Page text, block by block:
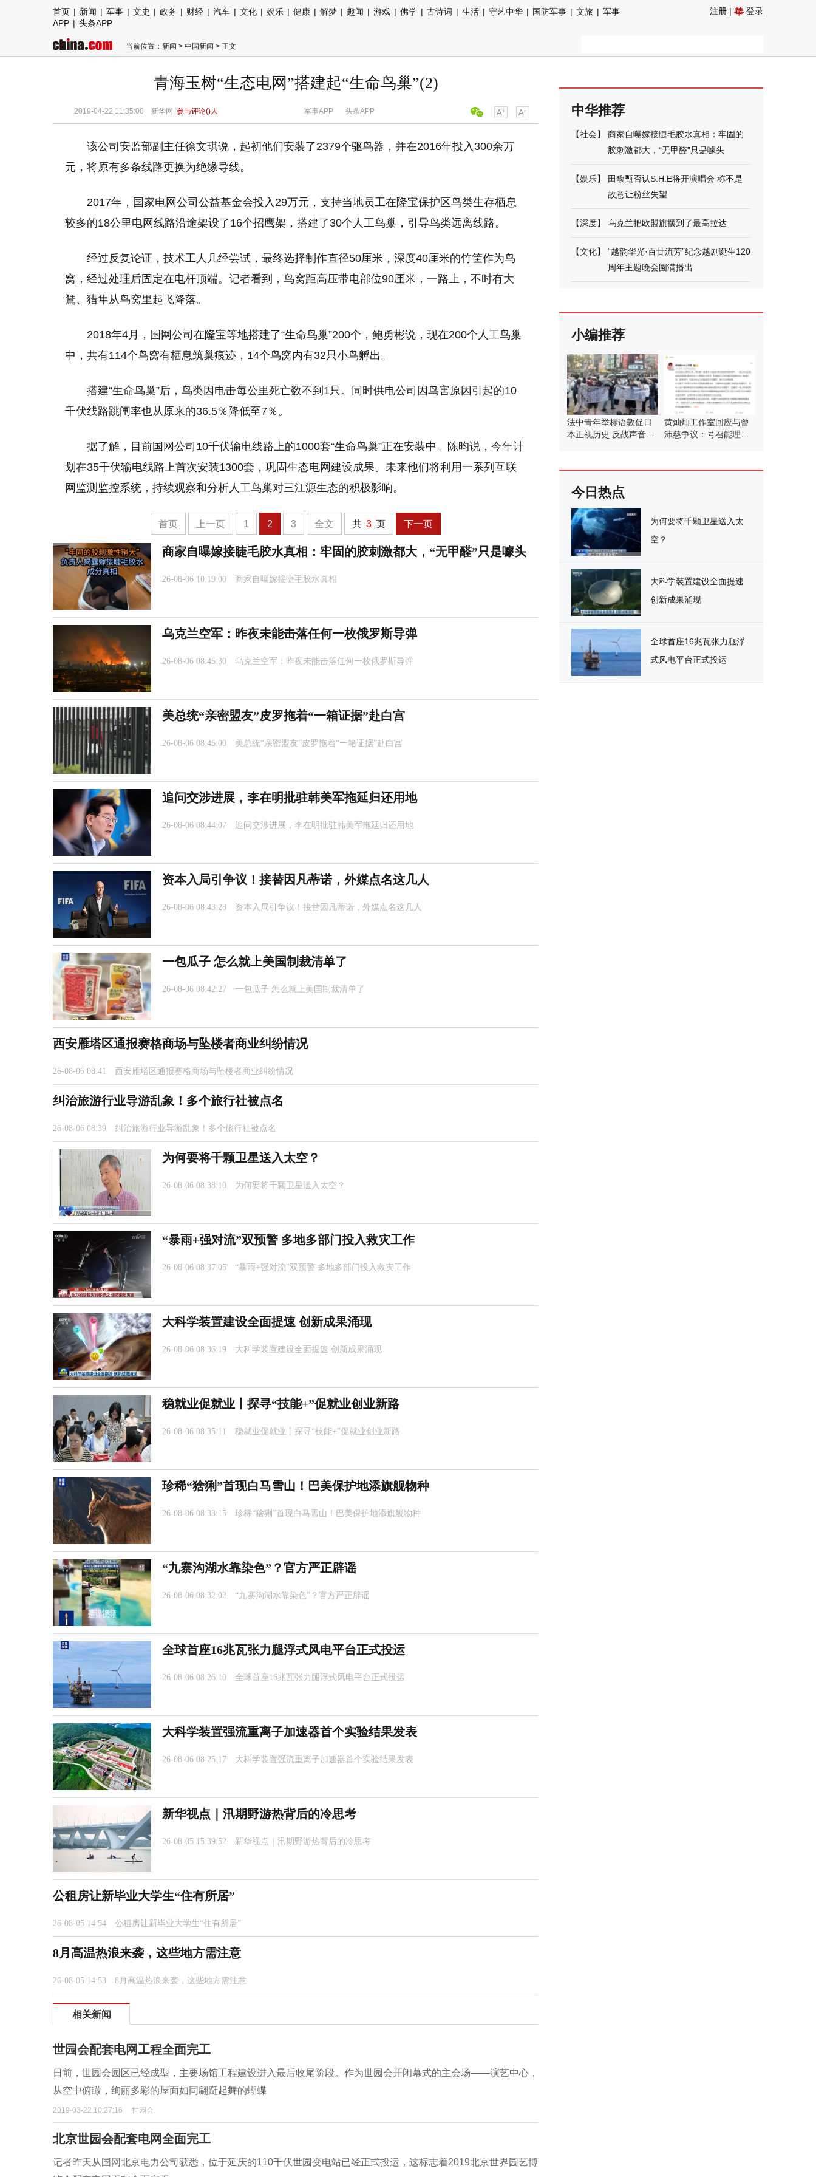
首页 | 新闻 | 军事 | 文史 | 政务 | 财经 | 汽车 | 文化 | 娱乐 | 健康 | 解梦 | 趣闻 | 游戏 | 佛学 | 古诗词 | 生活 | 守艺中华 | 国防军事 | 文旅 | 军事
APP | 头条APP
注册 | 登录
当前位置： 新闻 > 中国新闻 > 正文
青海玉树“生态电网”搭建起“生命鸟巢”(2)
军事APP 头条APP
2019-04-22 11:35:00 新华网 参与评论()人
该公司安监部副主任徐文琪说，起初他们安装了2379个驱鸟器，并在2016年投入300余万
元，将原有多条线路更换为绝缘导线。
2017年，国家电网公司公益基金会投入29万元，支持当地员工在隆宝保护区鸟类生存栖息
较多的18公里电网线路沿途架设了16个招鹰架，搭建了30个人工鸟巢，引导鸟类远离线路。
经过反复论证，技术工人几经尝试，最终选择制作直径50厘米，深度40厘米的竹筐作为鸟
窝，经过处理后固定在电杆顶端。记者看到，鸟窝距高压带电部位90厘米，一路上，不时有大
鵟、猎隼从鸟窝里起飞降落。
2018年4月，国网公司在隆宝等地搭建了“生命鸟巢”200个，鲍勇彬说，现在200个人工鸟巢
中，共有114个鸟窝有栖息筑巢痕迹，14个鸟窝内有32只小鸟孵出。
搭建“生命鸟巢”后，鸟类因电击每公里死亡数不到1只。同时供电公司因鸟害原因引起的10
千伏线路跳闸率也从原来的36.5％降低至7％。
据了解，目前国网公司10千伏输电线路上的1000套“生命鸟巢”正在安装中。陈昀说，今年计
划在35千伏输电线路上首次安装1300套，巩固生态电网建设成果。未来他们将利用一系列互联
网监测监控系统，持续观察和分析人工鸟巢对三江源生态的积极影响。
首页 上一页 1 2 3 全文 共 3 页 下一页
商家自曝嫁接睫毛胶水真相：牢固的胶刺激都大，“无甲醛”只是噱头
26-08-06 10:19:00 商家自曝嫁接睫毛胶水真相
乌克兰空军：昨夜未能击落任何一枚俄罗斯导弹
26-08-06 08:45:30 乌克兰空军：昨夜未能击落任何一枚俄罗斯导弹
美总统“亲密盟友”皮罗拖着“一箱证据”赴白宫
26-08-06 08:45:00 美总统“亲密盟友”皮罗拖着“一箱证据”赴白宫
追问交涉进展，李在明批驻韩美军拖延归还用地
26-08-06 08:44:07 追问交涉进展，李在明批驻韩美军拖延归还用地
资本入局引争议！接替因凡蒂诺，外媒点名这几人
26-08-06 08:43:28 资本入局引争议！接替因凡蒂诺，外媒点名这几人
一包瓜子 怎么就上美国制裁清单了
26-08-06 08:42:27 一包瓜子 怎么就上美国制裁清单了
西安雁塔区通报赛格商场与坠楼者商业纠纷情况
26-08-06 08:41 西安雁塔区通报赛格商场与坠楼者商业纠纷情况
纠治旅游行业导游乱象！多个旅行社被点名
26-08-06 08:39 纠治旅游行业导游乱象！多个旅行社被点名
为何要将千颗卫星送入太空？
26-08-06 08:38:10 为何要将千颗卫星送入太空？
“暴雨+强对流”双预警 多地多部门投入救灾工作
26-08-06 08:37:05 “暴雨+强对流”双预警 多地多部门投入救灾工作
大科学装置建设全面提速 创新成果涌现
26-08-06 08:36:19 大科学装置建设全面提速 创新成果涌现
稳就业促就业丨探寻“技能+”促就业创业新路
26-08-06 08:35:11 稳就业促就业丨探寻“技能+”促就业创业新路
珍稀“猞猁”首现白马雪山！巴美保护地添旗舰物种
26-08-06 08:33:15 珍稀“猞猁”首现白马雪山！巴美保护地添旗舰物种
“九寨沟湖水靠染色”？官方严正辟谣
26-08-06 08:32:02 “九寨沟湖水靠染色”？官方严正辟谣
全球首座16兆瓦张力腿浮式风电平台正式投运
26-08-06 08:26:10 全球首座16兆瓦张力腿浮式风电平台正式投运
大科学装置强流重离子加速器首个实验结果发表
26-08-06 08:25:17 大科学装置强流重离子加速器首个实验结果发表
新华视点｜汛期野游热背后的冷思考
26-08-05 15:39:52 新华视点｜汛期野游热背后的冷思考
公租房让新毕业大学生“住有所居”
26-08-05 14:54 公租房让新毕业大学生“住有所居”
8月高温热浪来袭，这些地方需注意
26-08-05 14:53 8月高温热浪来袭，这些地方需注意
相关新闻
世园会配套电网工程全面完工
日前，世园会园区已经成型，主要场馆工程建设进入最后收尾阶段。作为世园会开闭幕式的主会场——演艺中心，
从空中俯瞰，绚丽多彩的屋面如同翩跹起舞的蝴蝶
2019-03-22 10:27:16 世园会
北京世园会配套电网全面完工
记者昨天从国网北京电力公司获悉，位于延庆的110千伏世园变电站已经正式投运，这标志着2019北京世界园艺博
中华推荐
【社会】
商家自曝嫁接睫毛胶水真相：牢固的
胶刺激都大，“无甲醛”只是噱头
【娱乐】
田馥甄否认S.H.E将开演唱会 称不是
故意让粉丝失望
【深度】 乌克兰把欧盟旗摆到了最高拉达
【文化】
“越韵华光·百廿流芳”纪念越剧诞生120
周年主题晚会圆满播出
小编推荐
法中青年举标语敦促日
本正视历史 反战声音响
黄灿灿工作室回应与曾
沛慈争议：号召能理智
今日热点
为何要将千颗卫星送入太
空？
大科学装置建设全面提速
创新成果涌现
全球首座16兆瓦张力腿浮
式风电平台正式投运